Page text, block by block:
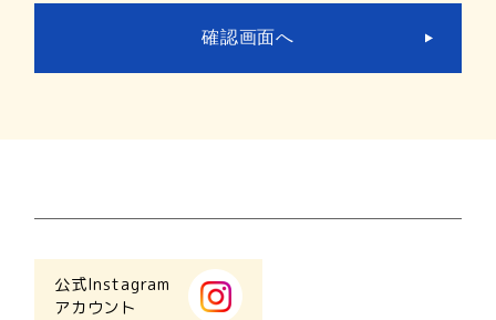
確認画面へ
公式Instagram
アカウント